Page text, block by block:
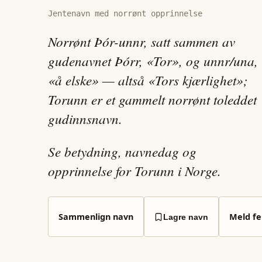
Jentenavn med norrønt opprinnelse
Norrønt Þór-unnr, satt sammen av
gudenavnet Þórr, «Tor», og unnr/una,
«å elske» — altså «Tors kjærlighet»;
Torunn er et gammelt norrønt toleddet
gudinnsnavn.
Se betydning, navnedag og
opprinnelse for Torunn i Norge.
Sammenlign navn Lagre navn Meld